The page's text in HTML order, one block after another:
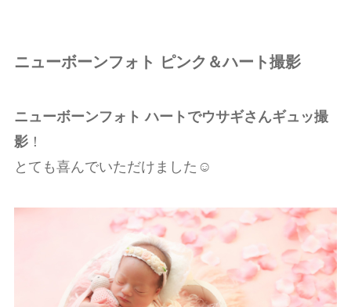
ニューボーンフォト ピンク＆ハート撮影
ニューボーンフォト ハートでウサギさんギュッ撮
影！
とても喜んでいただけました☺️